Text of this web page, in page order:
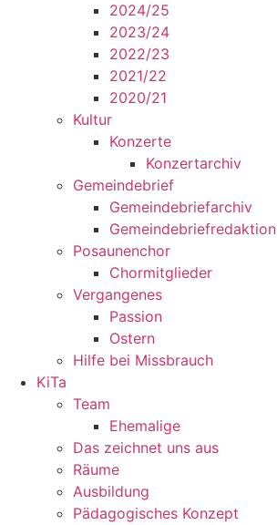
2024/25
2023/24
2022/23
2021/22
2020/21
Kultur
Konzerte
Konzertarchiv
Gemeindebrief
Gemeindebriefarchiv
Gemeindebriefredaktion
Posaunenchor
Chormitglieder
Vergangenes
Passion
Ostern
Hilfe bei Missbrauch
KiTa
Team
Ehemalige
Das zeichnet uns aus
Räume
Ausbildung
Pädagogisches Konzept